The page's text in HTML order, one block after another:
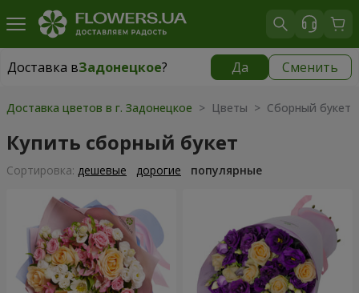
Доставка вЗадонецкое? Да Сменить
Доставка вЗадонецкое|
Доставка цветов в г. Задонецкое > Цветы > Сборный букет
Купить сборный букет
Cортировка: дешевые дорогие популярные